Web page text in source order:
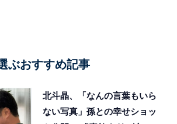
ぶおすすめ記事
北斗晶、「なんの言葉もいら
ない写真」孫との幸せショッ